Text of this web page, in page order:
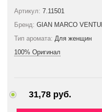
Артикул: 7.11501
Бренд: GIAN MARCO
Тип аромата: Для женщин
100% Оригинал
31,78 руб.